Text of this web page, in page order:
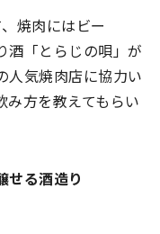
焼肉にはビー
「とらじの唄」が
人気焼肉店に協力い
み方を教えてもらい
せる酒造り